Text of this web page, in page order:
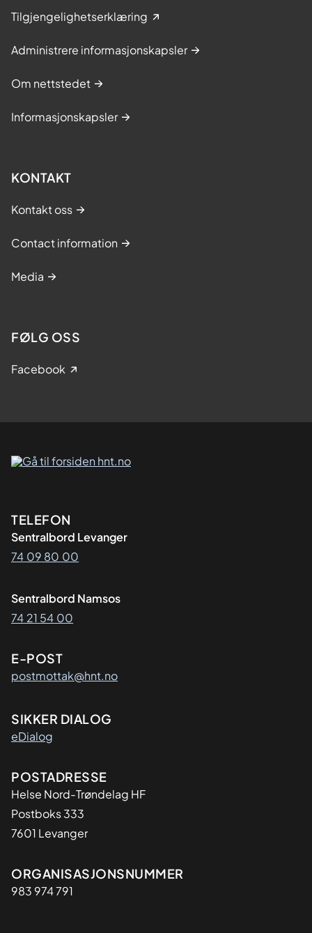
Tilgjengelighetserklæring
Administrere informasjonskapsler
Om nettstedet
Informasjonskapsler
KONTAKT
Kontakt oss
Contact information
Media
FØLG OSS
Facebook
Kontaktinformasjon
TELEFON
Sentralbord Levanger
74 09 80 00
Sentralbord Namsos
74 21 54 00
E-POST
postmottak@hnt.no
SIKKER DIALOG
eDialog
Adresse
POSTADRESSE
Helse Nord-Trøndelag HF
Postboks 333
7601 Levanger
Organisasjon
ORGANISASJONSNUMMER
983 974 791